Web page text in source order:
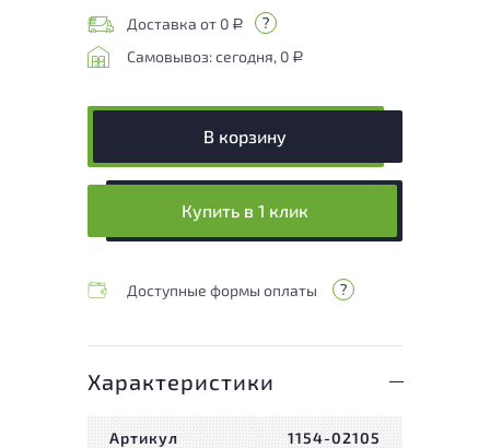
Доставка от 0 Р
Самовывоз: сегодня, 0 Р
В корзину
Купить в 1 клик
Доступные формы оплаты
Характеристики
Артикул 1154-02105